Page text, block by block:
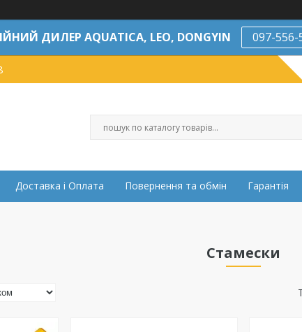
ДИЛЕР AQUATICA, LEO, DONGYIN 097-556-
Доставка і Оплата Повернення та обмін Гарантія
Стамески